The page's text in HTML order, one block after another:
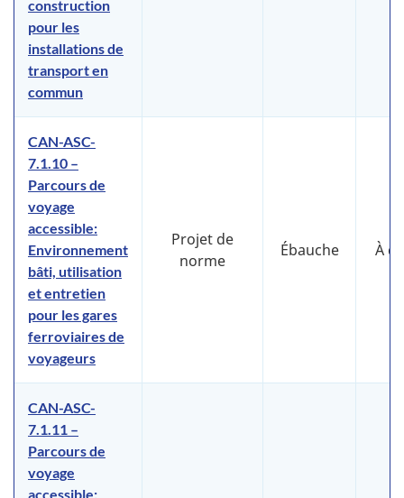
construction
pour les
installations de
transport en
commun
CAN-ASC-
7.1.10 –
Parcours de
voyage
accessible:
Environnement
bâti, utilisation
et entretien
pour les gares
ferroviaires de
voyageurs
Projet de
norme
Ébauche À
CAN-ASC-
7.1.11 –
Parcours de
voyage
accessible: